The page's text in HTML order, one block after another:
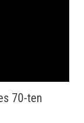
70-ten